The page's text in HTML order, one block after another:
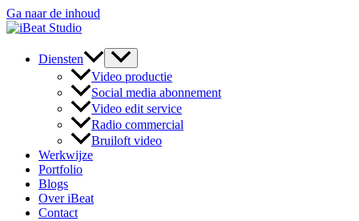
Ga naar de inhoud
Diensten
Video productie
Social media abonnement​
Video edit service
Radio commercial
Bruiloft video
Werkwijze
Portfolio
Blogs
Over iBeat
Contact